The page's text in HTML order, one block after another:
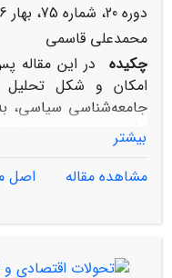
دوره 20، شماره 75، بهار 1396، صفحه
محمدعلی قاسمی
چکیده
در این مقاله
امکان و شکل تحلیل
جامعه‌شناسی سیاسی،
مذهبی، سنت و
آن و شکاف‌های نسلی و
شد. استدلال اصلی این
سطحی و کم‌رمق
بیشتر
مشاهده مقاله
اصل